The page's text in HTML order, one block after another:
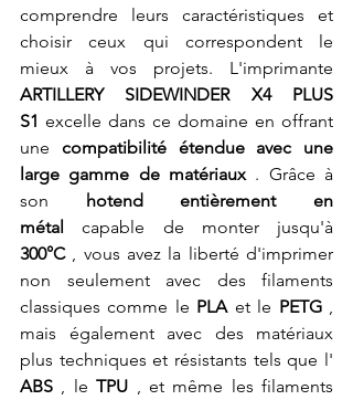
comprendre leurs caractéristiques et
choisir ceux qui correspondent le
ARTILLERY SIDEWINDER X4 PLUS
S1 excelle dans ce domaine en offrant
une compatibilité étendue avec une
large gamme de matériaux . Grâce à
son hotend entièrement en
métal
300°C , vous avez la liberté d'imprimer
non seulement avec des filaments
classiques comme le PLA et le PETG ,
mais également avec des matériaux
ABS , le TPU